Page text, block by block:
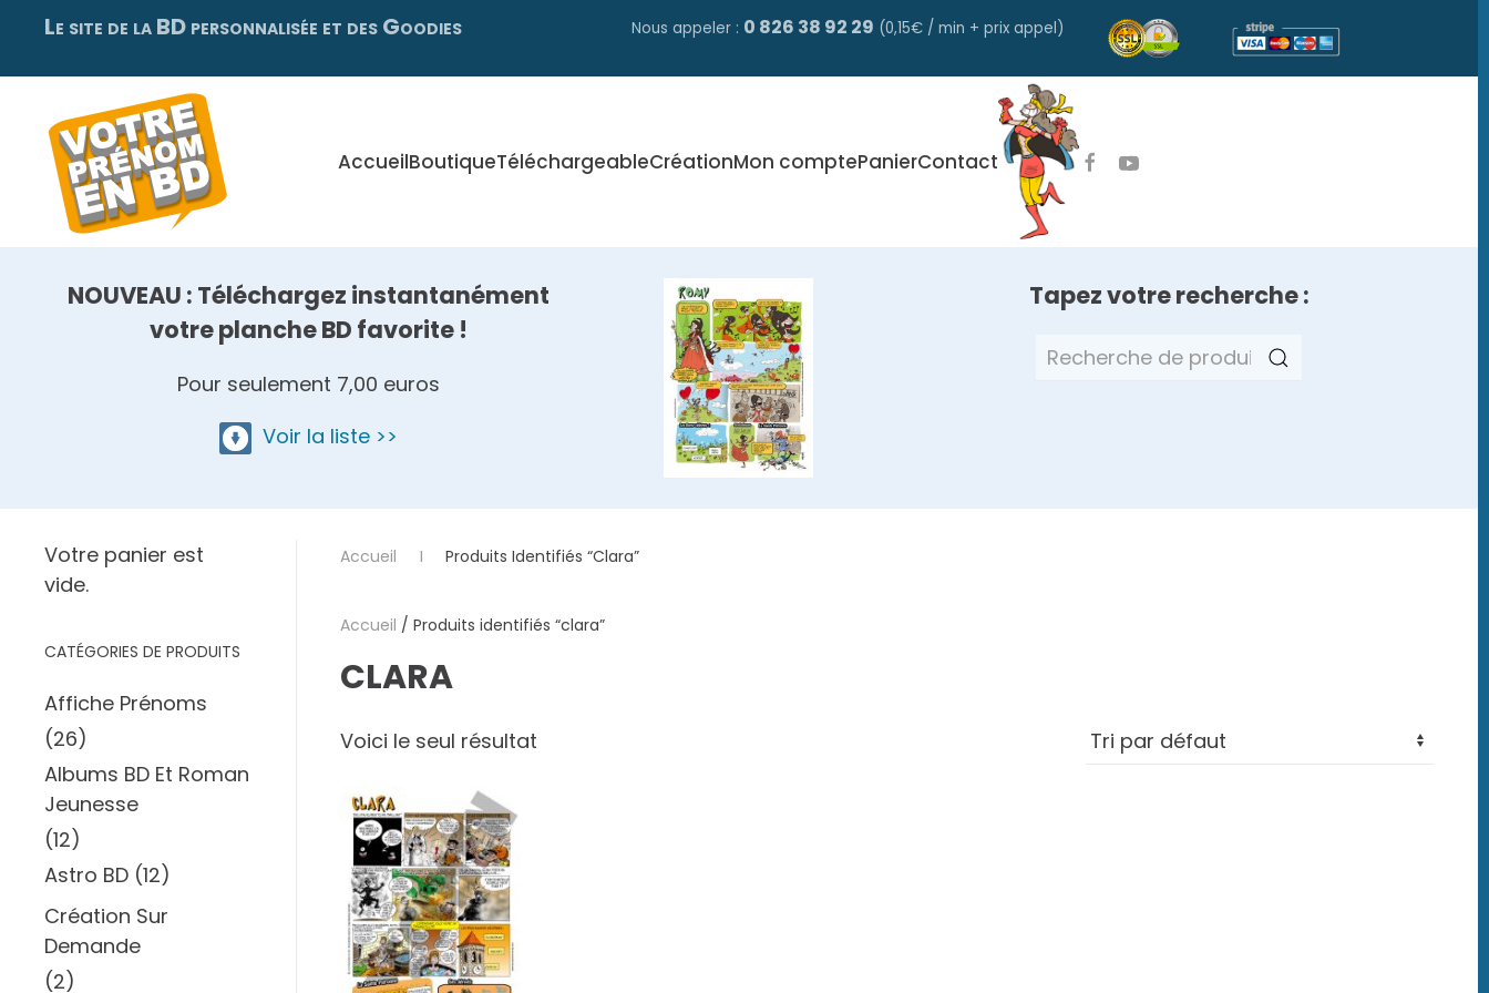
Skip
main
content
Le site de la BD personnalisée et des Goodies Nous appeler : 0 826 38 92 29 (0,15€ / min + prix appel)
AccueilBoutiqueTéléchargeableCréationMon comptePanierContact
NOUVEAU : Téléchargez instantanément
votre planche BD favorite !
Pour seulement 7,00 euros
Voir la liste >>
Tapez votre recherche :
Recherche
Accueil Produits Identifiés “clara”
Accueil / Produits identifiés “clara”
CLARA
Voici le seul résultat
Votre panier est
vide.
CATÉGORIES DE PRODUITS
Affiche Prénoms
(26)
Albums BD Et Roman
Jeunesse
(12)
Astro BD (12)
Création Sur
Demande
(2)